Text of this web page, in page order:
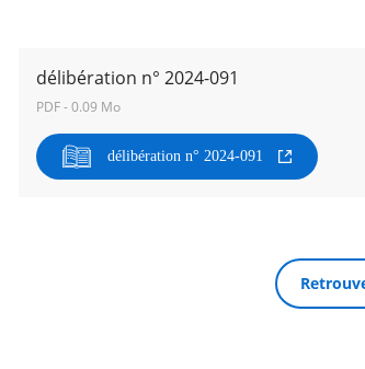
délibération n° 2024-091
PDF - 0.09 Mo
délibération n° 2024-091